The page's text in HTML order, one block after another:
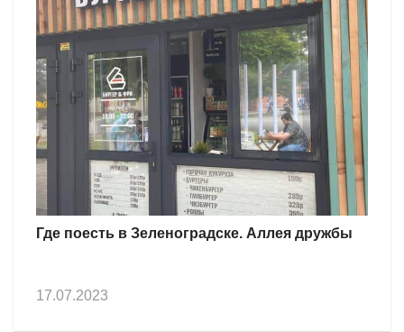
Где поесть в Зеленоградске. Аллея дружбы
17.07.2023